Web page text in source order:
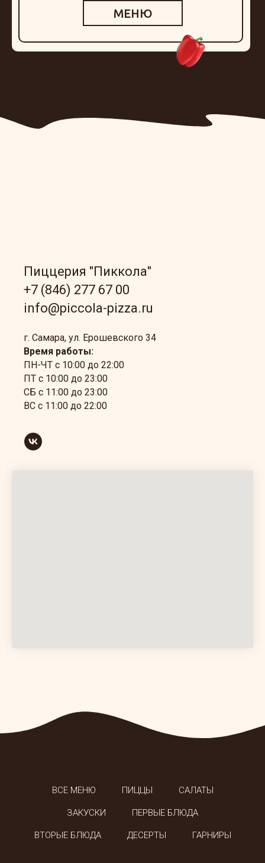
МЕНЮ
Пиццерия "Пиккола"
+7 (846) 277 67 00
info@piccola-pizza.ru
г. Самара, ул. Ерошевского 34
Время работы:
ПН-ЧТ с 10:00 до 22:00
ПТ с 10:00 до 23:00
СБ с 11:00 до 23:00
ВС с 11:00 до 22:00
ВСЕ МЕНЮ ПИЦЦЫ САЛАТЫ
ЗАКУСКИ ПЕРВЫЕ БЛЮДА
ВТОРЫЕ БЛЮДА ДЕСЕРТЫ ГАРНИРЫ